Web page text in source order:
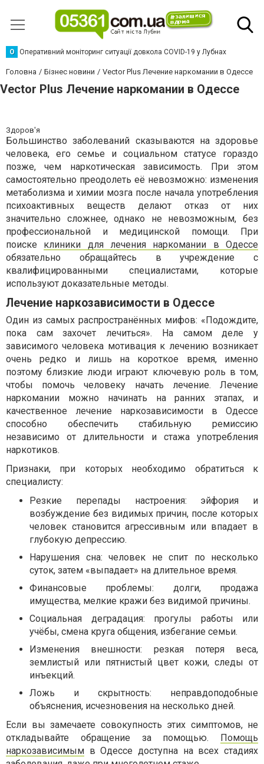
О Оперативний моніторинг ситуації довкола COVID-19 у Лубнах
Головна Бізнес новини Vector Plus Лечение наркомании в Одессе
Vector Plus Лечение наркомании в Одессе
Здоров'я
Большинство заболеваний сказываются на здоровье
человека, его семье и социальном статусе гораздо
позже, чем наркотическая зависимость. При этом
самостоятельно преодолеть её невозможно: изменения
метаболизма и химии мозга после начала употребления
психоактивных веществ делают отказ от них
значительно сложнее, однако не невозможным, без
профессиональной и медицинской помощи. При
поиске клиники для лечения наркомании в Одессе
обязательно обращайтесь в учреждение с
квалифицированными специалистами, которые
используют доказательные методы.
Лечение наркозависимости в Одессе
Один из самых распространённых мифов: «Подождите,
пока сам захочет лечиться». На самом деле у
зависимого человека мотивация к лечению возникает
очень редко и лишь на короткое время, именно
поэтому близкие люди играют ключевую роль в том,
чтобы помочь человеку начать лечение. Лечение
наркомании можно начинать на ранних этапах, и
качественное лечение наркозависимости в Одессе
способно обеспечить стабильную ремиссию
независимо от длительности и стажа употребления
наркотиков.
Признаки, при которых необходимо обратиться к
специалисту:
Резкие перепады настроения: эйфория и
возбуждение без видимых причин, после которых
человек становится агрессивным или впадает в
глубокую депрессию.
Нарушения сна: человек не спит по несколько
суток, затем «выпадает» на длительное время.
Финансовые проблемы: долги, продажа
имущества, мелкие кражи без видимой причины.
Социальная деградация: прогулы работы или
учёбы, смена круга общения, избегание семьи.
Изменения внешности: резкая потеря веса,
землистый или пятнистый цвет кожи, следы от
инъекций.
Ложь и скрытность: неправдоподобные
объяснения, исчезновения на несколько дней.
Если вы замечаете совокупность этих симптомов, не
откладывайте обращение за помощью. Помощь
наркозависимым в Одессе доступна на всех стадиях